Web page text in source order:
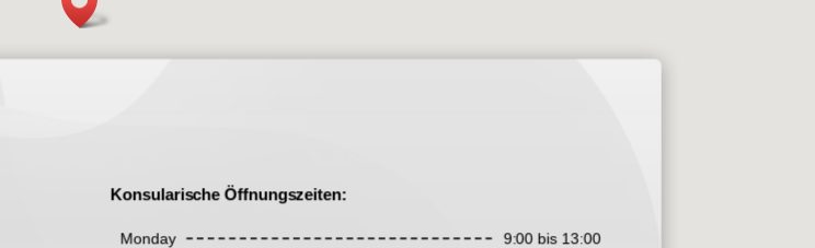
Konsularische Öffnungszeiten:
Monday 9:00 bis 13:00